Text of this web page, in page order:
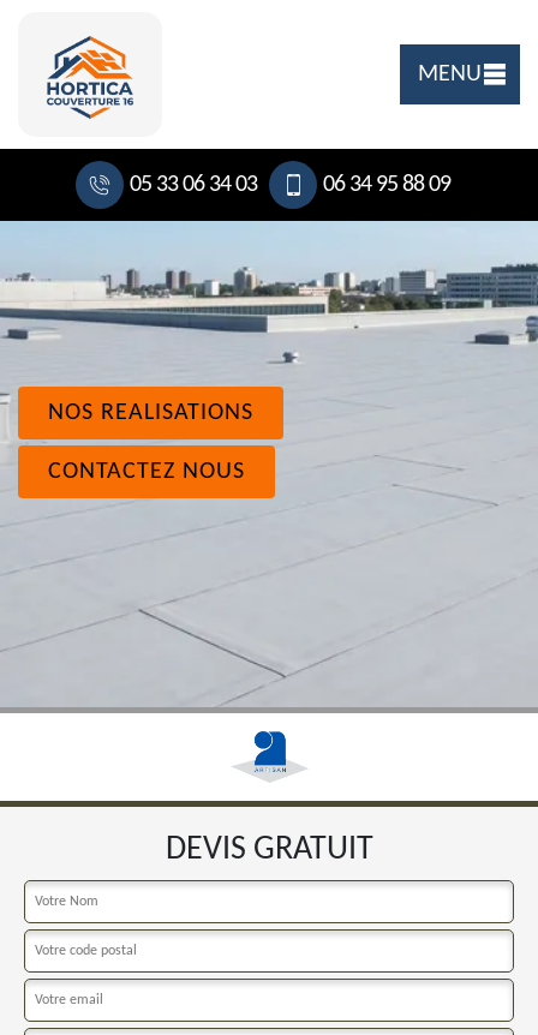
MENU
05 33 06 34 03 06 34 95 88 09
NOS REALISATIONS
CONTACTEZ NOUS
DEVIS GRATUIT